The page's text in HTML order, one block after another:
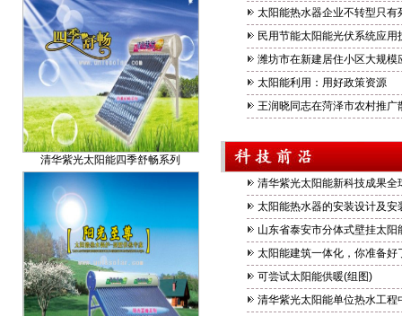
清华紫光太阳能四季舒畅系列
太阳能热水器企业不转型只有
民用节能太阳能光伏系统应用
潍坊市在新建居住小区大规模
太阳能利用：用好政策资源
王润晓同志在菏泽市农村推
清华紫光太阳能新科技成果全
太阳能热水器的安装设计及安
山东省泰安市分体式壁挂太阳
太阳能建筑一体化，你准备好
可尝试太阳能供暖(组图)
清华紫光太阳能单位热水工程